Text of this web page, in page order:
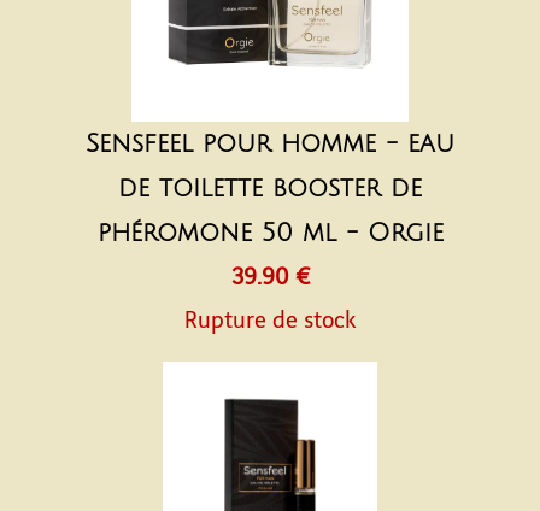
Sensfeel pour homme - eau
de toilette booster de
phéromone 50 ml - Orgie
39.90 €
Rupture de stock